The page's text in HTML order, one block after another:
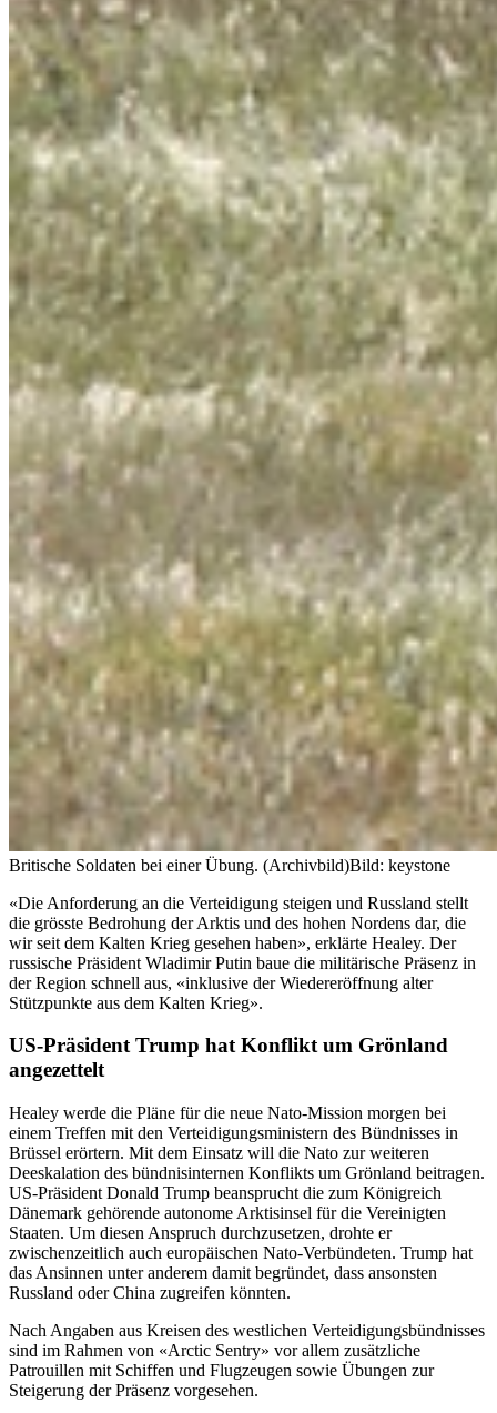
Britische Soldaten bei einer Übung. (Archivbild)Bild: keystone
«Die Anforderung an die Verteidigung steigen und Russland stellt
die grösste Bedrohung der Arktis und des hohen Nordens dar, die
wir seit dem Kalten Krieg gesehen haben», erklärte Healey. Der
russische Präsident Wladimir Putin baue die militärische Präsenz in
der Region schnell aus, «inklusive der Wiedereröffnung alter
Stützpunkte aus dem Kalten Krieg».
US-Präsident Trump hat Konflikt um Grönland
angezettelt
Healey werde die Pläne für die neue Nato-Mission morgen bei
einem Treffen mit den Verteidigungsministern des Bündnisses in
Brüssel erörtern. Mit dem Einsatz will die Nato zur weiteren
Deeskalation des bündnisinternen Konflikts um Grönland beitragen.
US-Präsident Donald Trump beansprucht die zum Königreich
Dänemark gehörende autonome Arktisinsel für die Vereinigten
Staaten. Um diesen Anspruch durchzusetzen, drohte er
zwischenzeitlich auch europäischen Nato-Verbündeten. Trump hat
das Ansinnen unter anderem damit begründet, dass ansonsten
Russland oder China zugreifen könnten.
Nach Angaben aus Kreisen des westlichen Verteidigungsbündnisses
sind im Rahmen von «Arctic Sentry» vor allem zusätzliche
Patrouillen mit Schiffen und Flugzeugen sowie Übungen zur
Steigerung der Präsenz vorgesehen.